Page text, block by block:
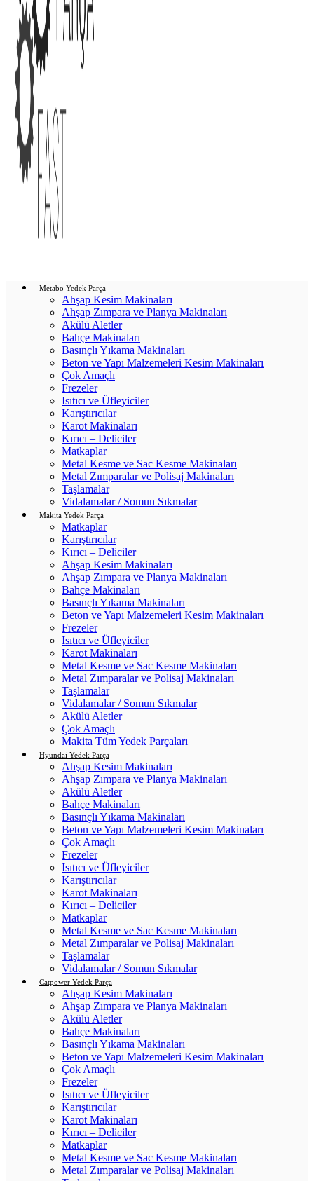
Metabo Yedek Parça
Ahşap Kesim Makinaları
Ahşap Zımpara ve Planya Makinaları
Akülü Aletler
Bahçe Makinaları
Basınçlı Yıkama Makinaları
Beton ve Yapı Malzemeleri Kesim Makinaları
Çok Amaçlı
Frezeler
Isıtıcı ve Üfleyiciler
Karıştırıcılar
Karot Makinaları
Kırıcı – Deliciler
Matkaplar
Metal Kesme ve Sac Kesme Makinaları
Metal Zımparalar ve Polisaj Makinaları
Taşlamalar
Vidalamalar / Somun Sıkmalar
Makita Yedek Parça
Matkaplar
Karıştırıcılar
Kırıcı – Deliciler
Ahşap Kesim Makinaları
Ahşap Zımpara ve Planya Makinaları
Bahçe Makinaları
Basınçlı Yıkama Makinaları
Beton ve Yapı Malzemeleri Kesim Makinaları
Frezeler
Isıtıcı ve Üfleyiciler
Karot Makinaları
Metal Kesme ve Sac Kesme Makinaları
Metal Zımparalar ve Polisaj Makinaları
Taşlamalar
Vidalamalar / Somun Sıkmalar
Akülü Aletler
Çok Amaçlı
Makita Tüm Yedek Parçaları
Hyundai Yedek Parça
Ahşap Kesim Makinaları
Ahşap Zımpara ve Planya Makinaları
Akülü Aletler
Bahçe Makinaları
Basınçlı Yıkama Makinaları
Beton ve Yapı Malzemeleri Kesim Makinaları
Çok Amaçlı
Frezeler
Isıtıcı ve Üfleyiciler
Karıştırıcılar
Karot Makinaları
Kırıcı – Deliciler
Matkaplar
Metal Kesme ve Sac Kesme Makinaları
Metal Zımparalar ve Polisaj Makinaları
Taşlamalar
Vidalamalar / Somun Sıkmalar
Catpower Yedek Parça
Ahşap Kesim Makinaları
Ahşap Zımpara ve Planya Makinaları
Akülü Aletler
Bahçe Makinaları
Basınçlı Yıkama Makinaları
Beton ve Yapı Malzemeleri Kesim Makinaları
Çok Amaçlı
Frezeler
Isıtıcı ve Üfleyiciler
Karıştırıcılar
Karot Makinaları
Kırıcı – Deliciler
Matkaplar
Metal Kesme ve Sac Kesme Makinaları
Metal Zımparalar ve Polisaj Makinaları